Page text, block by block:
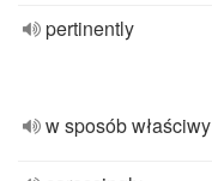
pertinently
w sposób właściwy